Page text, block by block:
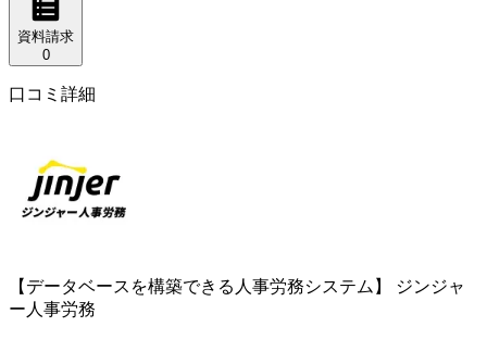
資料請求
0
口コミ詳細
【データベースを構築できる人事労務システム】
ジンジャ
ー人事労務